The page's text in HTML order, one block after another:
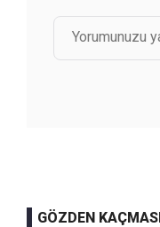
GÖZDEN